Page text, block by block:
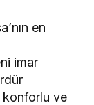
en
imar
konforlu ve